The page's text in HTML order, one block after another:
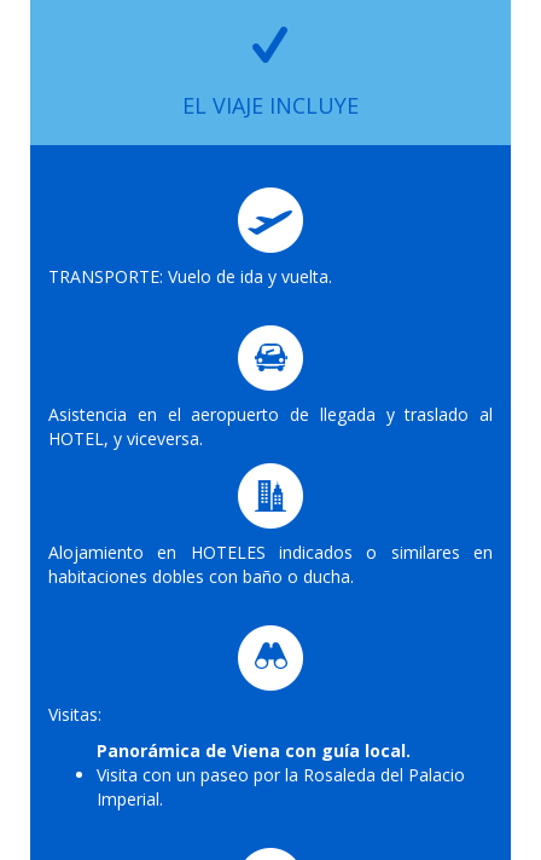
EL VIAJE INCLUYE
TRANSPORTE: Vuelo de ida y vuelta.
Asistencia en el aeropuerto de llegada y traslado al
HOTEL, y viceversa.
Alojamiento en HOTELES indicados o similares en
habitaciones dobles con baño o ducha.
Visitas:
Panorámica de Viena con guía local.
Visita con un paseo por la Rosaleda del Palacio
Imperial.